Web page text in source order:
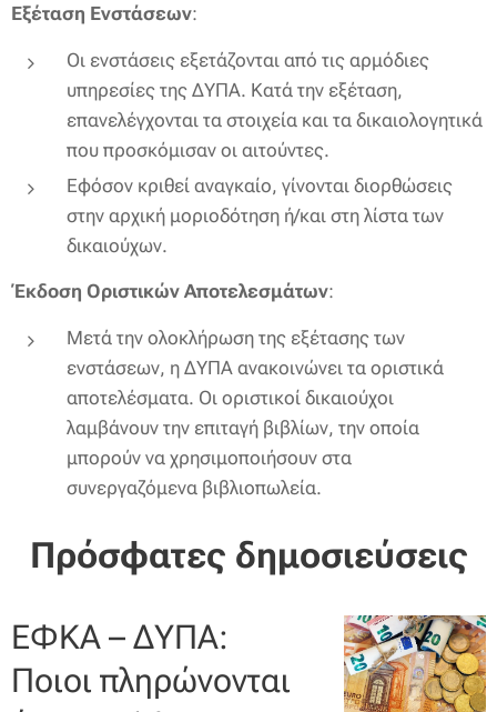
Εξέταση Ενστάσεων:
Οι ενστάσεις εξετάζονται από τις αρμόδιες
υπηρεσίες της ΔΥΠΑ. Κατά την εξέταση,
επανελέγχονται τα στοιχεία και τα δικαιολογητικά
που προσκόμισαν οι αιτούντες.
Εφόσον κριθεί αναγκαίο, γίνονται διορθώσεις
στην αρχική μοριοδότηση ή/και στη λίστα των
δικαιούχων.
Έκδοση Οριστικών Αποτελεσμάτων:
Μετά την ολοκλήρωση της εξέτασης των
ενστάσεων, η ΔΥΠΑ ανακοινώνει τα οριστικά
αποτελέσματα. Οι οριστικοί δικαιούχοι
λαμβάνουν την επιταγή βιβλίων, την οποία
μπορούν να χρησιμοποιήσουν στα
συνεργαζόμενα βιβλιοπωλεία.
Πρόσφατες δημοσιεύσεις
ΕΦΚΑ – ΔΥΠΑ:
Ποιοι πληρώνονται